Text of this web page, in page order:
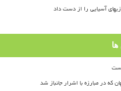
آسیایی را از دست داد
که در مبارزه با اشرار جانباز شد